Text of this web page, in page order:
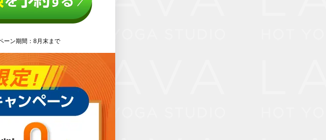
ン期間：8月末まで